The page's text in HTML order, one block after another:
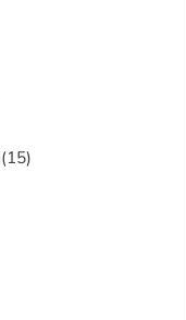
(15)